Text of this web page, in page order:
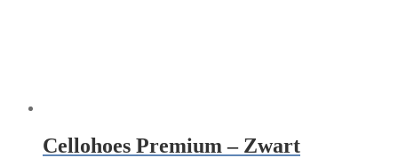
Cellohoes Premium – Zwart